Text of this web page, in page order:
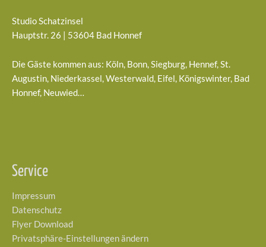
Studio Schatzinsel
Hauptstr. 26 | 53604 Bad Honnef
Die Gäste kommen aus: Köln, Bonn, Siegburg, Hennef, St.
Augustin, Niederkassel, Westerwald, Eifel, Königswinter, Bad
Honnef, Neuwied…
Service
Impressum
Datenschutz
Flyer Download
Privatsphäre-Einstellungen ändern